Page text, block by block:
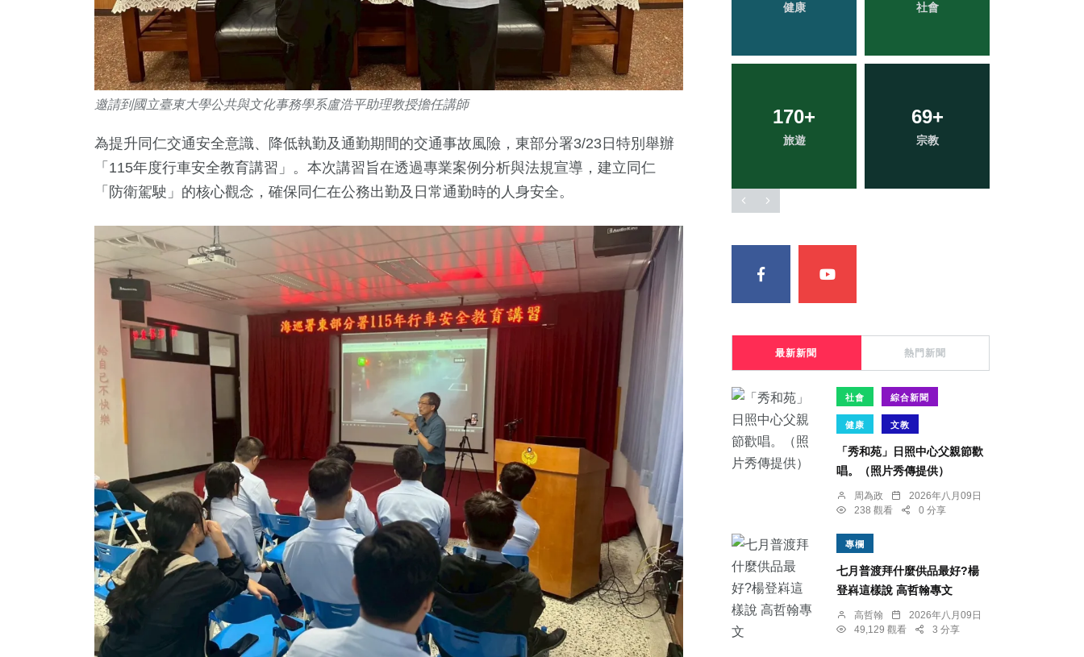
邀請到國立臺東大學公共與文化事務學系盧浩平助理教授擔任講師
為提升同仁交通安全意識、降低執勤及通勤期間的交通事故風險，東部分署3/23日特別舉辦
「115年度行車安全教育講習」。本次講習旨在透過專業案例分析與法規宣導，建立同仁
「防衛駕駛」的核心觀念，確保同仁在公務出勤及日常通勤時的人身安全。
科技新知
54+
頭條
農業 文教
123 +
專欄
健康 社會
旅遊 宗教
大陸 科技新知
743+
綜合新聞
54+
頭條
最新新聞 熱門新聞
社會 綜合新聞
健康 文教
「秀和苑」日照中心父親節歡
唱。（照片秀傳提供）
周為政
2026年八月09日
238 觀看
0 分享
專欄
七月普渡拜什麼供品最好?楊
登嵙這樣說 高哲翰專文
高哲翰
2026年八月09日
49,129 觀看
3 分享